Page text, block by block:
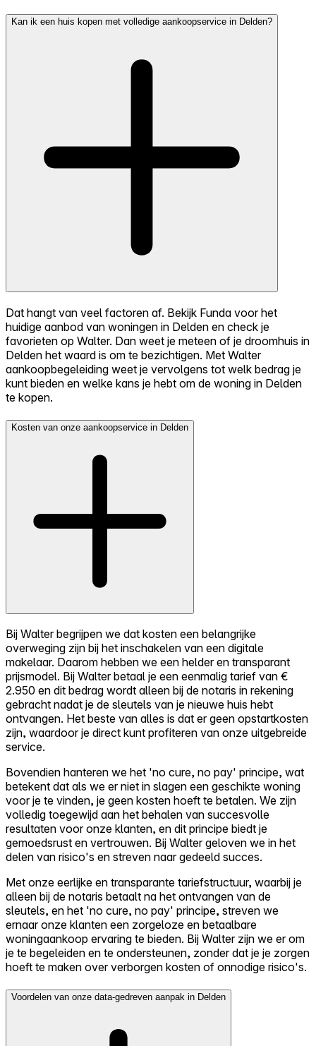
Kan ik een huis kopen met volledige aankoopservice in Delden?
Dat hangt van veel factoren af. Bekijk Funda voor het
huidige aanbod van woningen in Delden en check je
favorieten op Walter. Dan weet je meteen of je droomhuis in
Delden het waard is om te bezichtigen. Met Walter
aankoopbegeleiding weet je vervolgens tot welk bedrag je
kunt bieden en welke kans je hebt om de woning in Delden
te kopen.
Kosten van onze aankoopservice in Delden
Bij Walter begrijpen we dat kosten een belangrijke
overweging zijn bij het inschakelen van een digitale
makelaar. Daarom hebben we een helder en transparant
prijsmodel. Bij Walter betaal je een eenmalig tarief van €
2.950 en dit bedrag wordt alleen bij de notaris in rekening
gebracht nadat je de sleutels van je nieuwe huis hebt
ontvangen. Het beste van alles is dat er geen opstartkosten
zijn, waardoor je direct kunt profiteren van onze uitgebreide
service.
Bovendien hanteren we het 'no cure, no pay' principe, wat
betekent dat als we er niet in slagen een geschikte woning
voor je te vinden, je geen kosten hoeft te betalen. We zijn
volledig toegewijd aan het behalen van succesvolle
resultaten voor onze klanten, en dit principe biedt je
gemoedsrust en vertrouwen. Bij Walter geloven we in het
delen van risico's en streven naar gedeeld succes.
Met onze eerlijke en transparante tariefstructuur, waarbij je
alleen bij de notaris betaalt na het ontvangen van de
sleutels, en het 'no cure, no pay' principe, streven we
ernaar onze klanten een zorgeloze en betaalbare
woningaankoop ervaring te bieden. Bij Walter zijn we er om
je te begeleiden en te ondersteunen, zonder dat je je zorgen
hoeft te maken over verborgen kosten of onnodige risico's.
Voordelen van onze data-gedreven aanpak in Delden